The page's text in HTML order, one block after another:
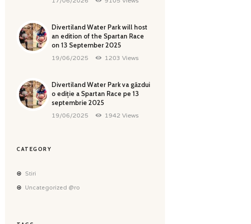
Divertiland Water Park will host
an edition of the Spartan Race
on 13 September 2025
19/06/2025 1203 Views
Divertiland Water Park va găzdui
o ediție a Spartan Race pe 13
septembrie 2025
19/06/2025 1942 Views
CATEGORY
Stiri
Uncategorized @ro